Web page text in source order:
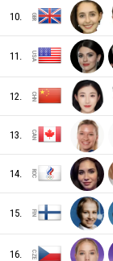
BLR
SWE
MEX
10.
11.
12.
13.
14.
15.
16.